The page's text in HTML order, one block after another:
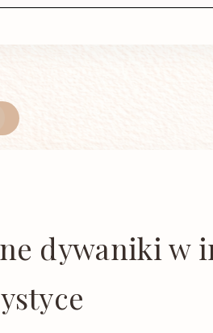
dywaniki w